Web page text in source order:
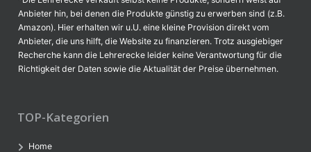
Anbieter hin, bei denen die Produkte günstig zu erwerben sind (z.B.
Amazon). Hier erhalten wir u.U. eine kleine Provision direkt vom
Anbieter, die uns hilft, die Website zu finanzieren. Trotz ausgiebiger
Recherche kann die Lehrerecke leider keine Verantwortung für die
Richtigkeit der Daten sowie die Aktualität der Preise übernehmen.
TOP-Kategorien
Home